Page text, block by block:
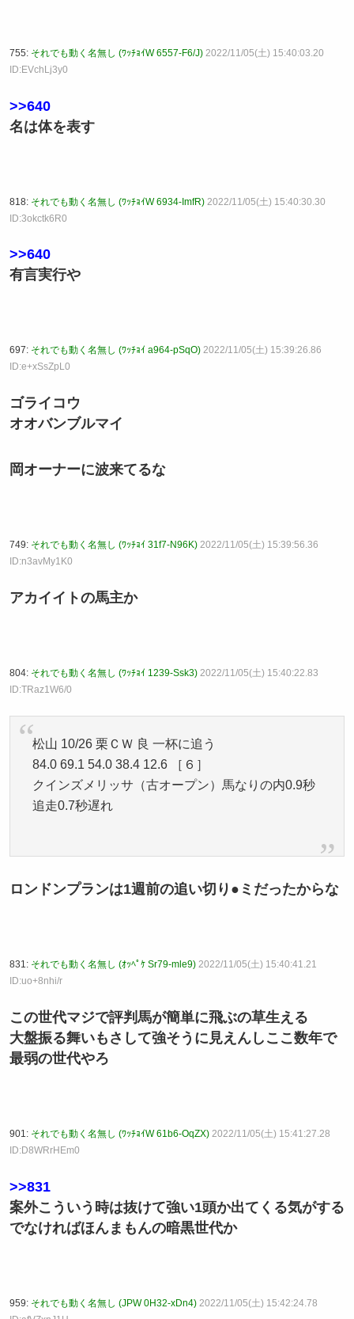
755: それでも動く名無し (ﾜｯﾁｮｲW 6557-F6/J) 2022/11/05(土) 15:40:03.20
ID:EVchLj3y0
>>640
名は体を表す
818: それでも動く名無し (ﾜｯﾁｮｲW 6934-ImfR) 2022/11/05(土) 15:40:30.30
ID:3okctk6R0
>>640
有言実行や
697: それでも動く名無し (ﾜｯﾁｮｲ a964-pSqO) 2022/11/05(土) 15:39:26.86
ID:e+xSsZpL0
ゴライコウ
オオバンブルマイ
岡オーナーに波来てるな
749: それでも動く名無し (ﾜｯﾁｮｲ 31f7-N96K) 2022/11/05(土) 15:39:56.36
ID:n3avMy1K0
アカイイトの馬主か
804: それでも動く名無し (ﾜｯﾁｮｲ 1239-Ssk3) 2022/11/05(土) 15:40:22.83
ID:TRaz1W6/0
松山 10/26 栗ＣＷ 良 一杯に追う
84.0 69.1 54.0 38.4 12.6 ［６］
クインズメリッサ（古オープン）馬なりの内0.9秒
追走0.7秒遅れ
ロンドンプランは1週前の追い切り●ミだったからな
831: それでも動く名無し (ｵｯﾍﾟｹ Sr79-mle9) 2022/11/05(土) 15:40:41.21
ID:uo+8nhi/r
この世代マジで評判馬が簡単に飛ぶの草生える
大盤振る舞いもさして強そうに見えんしここ数年で
最弱の世代やろ
901: それでも動く名無し (ﾜｯﾁｮｲW 61b6-OqZX) 2022/11/05(土) 15:41:27.28
ID:D8WRrHEm0
>>831
案外こういう時は抜けて強い1頭か出てくる気がする
でなければほんまもんの暗黒世代か
959: それでも動く名無し (JPW 0H32-xDn4) 2022/11/05(土) 15:42:24.78